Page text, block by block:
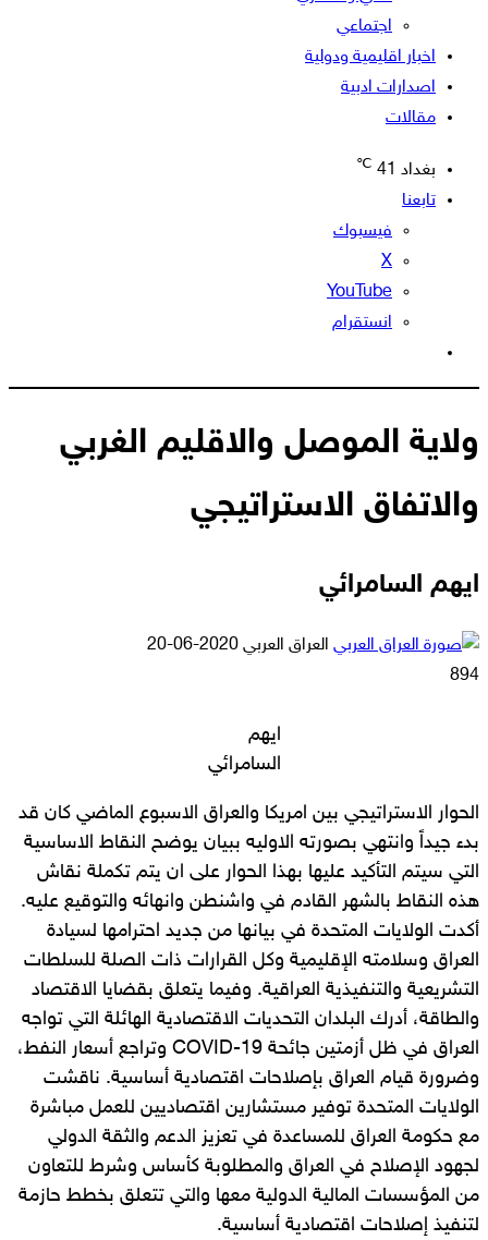
اجتماعي
اخبار اقليمية ودولية
اصدارات ادبية
مقالات
بغداد 41
℃
تابعنا
فيسبوك
‫X
‫YouTube
انستقرام
المظلم
ولاية الموصل والاقليم الغربي
والاتفاق الاستراتيجي
ايهم السامرائي
العراق العربي أرسل
2020-06-20
894
ايهم
السامرائي
الحوار الاستراتيجي بين امريكا والعراق الاسبوع الماضي كان قد
بدء جيداً وانتهي بصورته الاوليه ببيان يوضح النقاط الاساسية
التي سيتم التأكيد عليها بهذا الحوار على ان يتم تكملة نقاش
هذه النقاط بالشهر القادم في واشنطن وانهائه والتوقيع عليه.
أكدت الولايات المتحدة في بيانها من جديد احترامها لسيادة
العراق وسلامته الإقليمية وكل القرارات ذات الصلة للسلطات
التشريعية والتنفيذية العراقية. وفيما يتعلق بقضايا الاقتصاد
والطاقة، أدرك البلدان التحديات الاقتصادية الهائلة التي تواجه
العراق في ظل أزمتين جائحة COVID-19 وتراجع أسعار النفط،
وضرورة قيام العراق بإصلاحات اقتصادية أساسية. ناقشت
الولايات المتحدة توفير مستشارين اقتصاديين للعمل مباشرة
مع حكومة العراق للمساعدة في تعزيز الدعم والثقة الدولي
لجهود الإصلاح في العراق والمطلوبة كأساس وشرط للتعاون
من المؤسسات المالية الدولية معها والتي تتعلق بخطط حازمة
لتنفيذ إصلاحات اقتصادية أساسية.